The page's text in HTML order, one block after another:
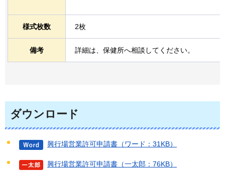
様式枚数 2枚
備考 詳細は、保健所へ相談してください。
ダウンロード
興行場営業許可申請書（ワード：31KB）
興行場営業許可申請書（一太郎：76KB）